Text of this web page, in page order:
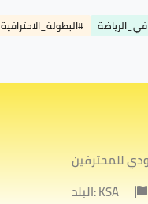
#البطولة_الاحترافية
للمحترفين
البلد: KSA